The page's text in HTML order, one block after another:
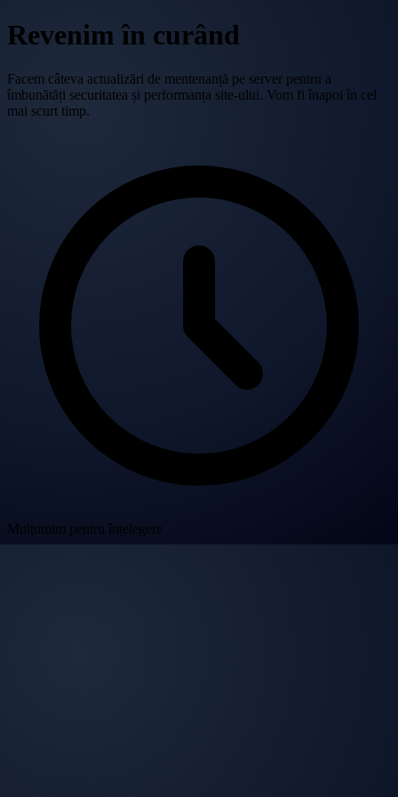
Revenim în curând
Facem câteva actualizări de mentenanță pe server pentru a
îmbunătăți securitatea și performanța site-ului. Vom fi înapoi în cel
mai scurt timp.
Mulțumim pentru înțelegere